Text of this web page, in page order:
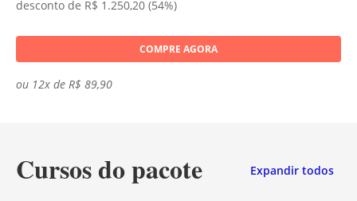
desconto de R$ 1.250,20 (54%)
COMPRE AGORA
ou 12x de R$ 89,90
Cursos do pacote Expandir todos